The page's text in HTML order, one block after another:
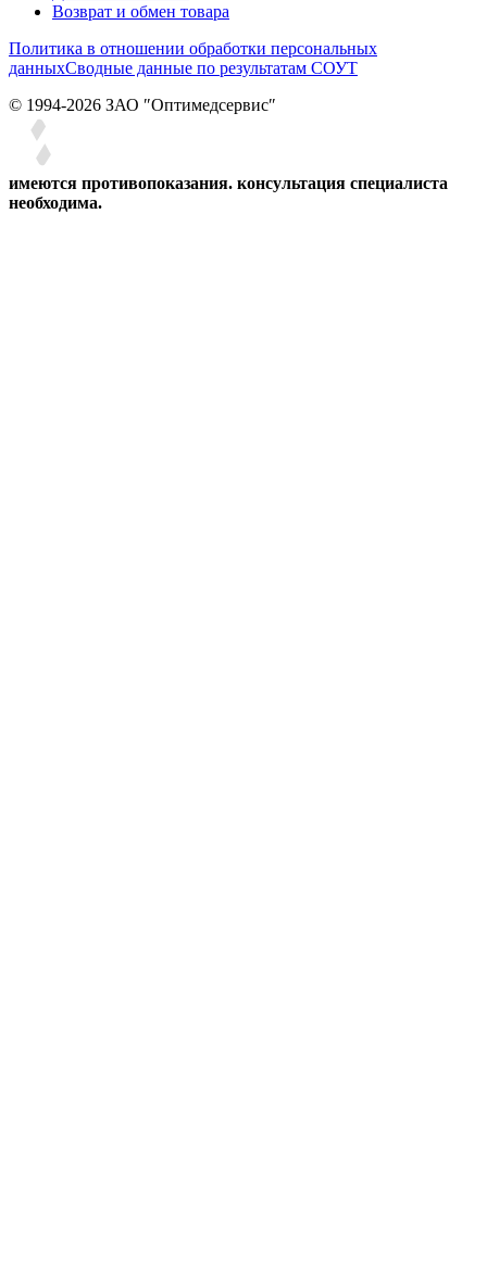
Возврат и обмен товара
Политика в отношении обработки персональных
данныхСводные данные по результатам СОУТ
© 1994-2026 ЗАО ″Оптимедсервис″
имеются противопоказания. консультация специалиста
необходима.